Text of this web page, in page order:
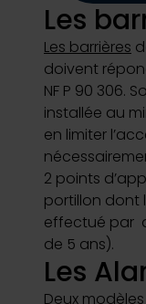
Les
Les barrières
doivent
NF P 90 306.
installée au
en limiter
2 points
portillon dont
effectué par
de 5 ans).
Les
Deux